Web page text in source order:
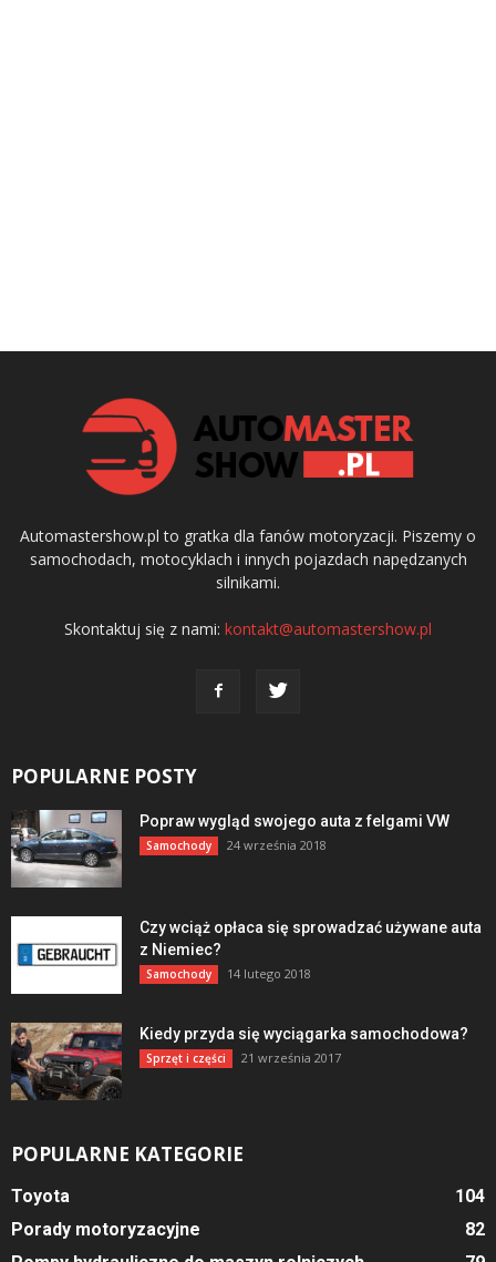
Automastershow.pl to gratka dla fanów motoryzacji. Piszemy o
samochodach, motocyklach i innych pojazdach napędzanych
silnikami.
Skontaktuj się z nami: kontakt@automastershow.pl
POPULARNE POSTY
Popraw wygląd swojego auta z felgami VW
Samochody 24 września 2018
Czy wciąż opłaca się sprowadzać używane auta
z Niemiec?
Samochody 14 lutego 2018
Kiedy przyda się wyciągarka samochodowa?
Sprzęt i części 21 września 2017
POPULARNE KATEGORIE
Toyota
104
Porady motoryzacyjne
82